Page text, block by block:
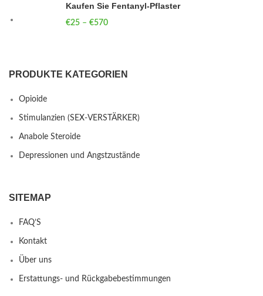
Kaufen Sie Fentanyl-Pflaster
€25 – €570
PRODUKTE KATEGORIEN
Opioide
Stimulanzien (SEX-VERSTÄRKER)
Anabole Steroide
Depressionen und Angstzustände
SITEMAP
FAQ’S
Kontakt
Über uns
Erstattungs- und Rückgabebestimmungen